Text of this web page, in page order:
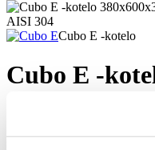
Cubo E -kotelo
Cubo E -
ruostumaton